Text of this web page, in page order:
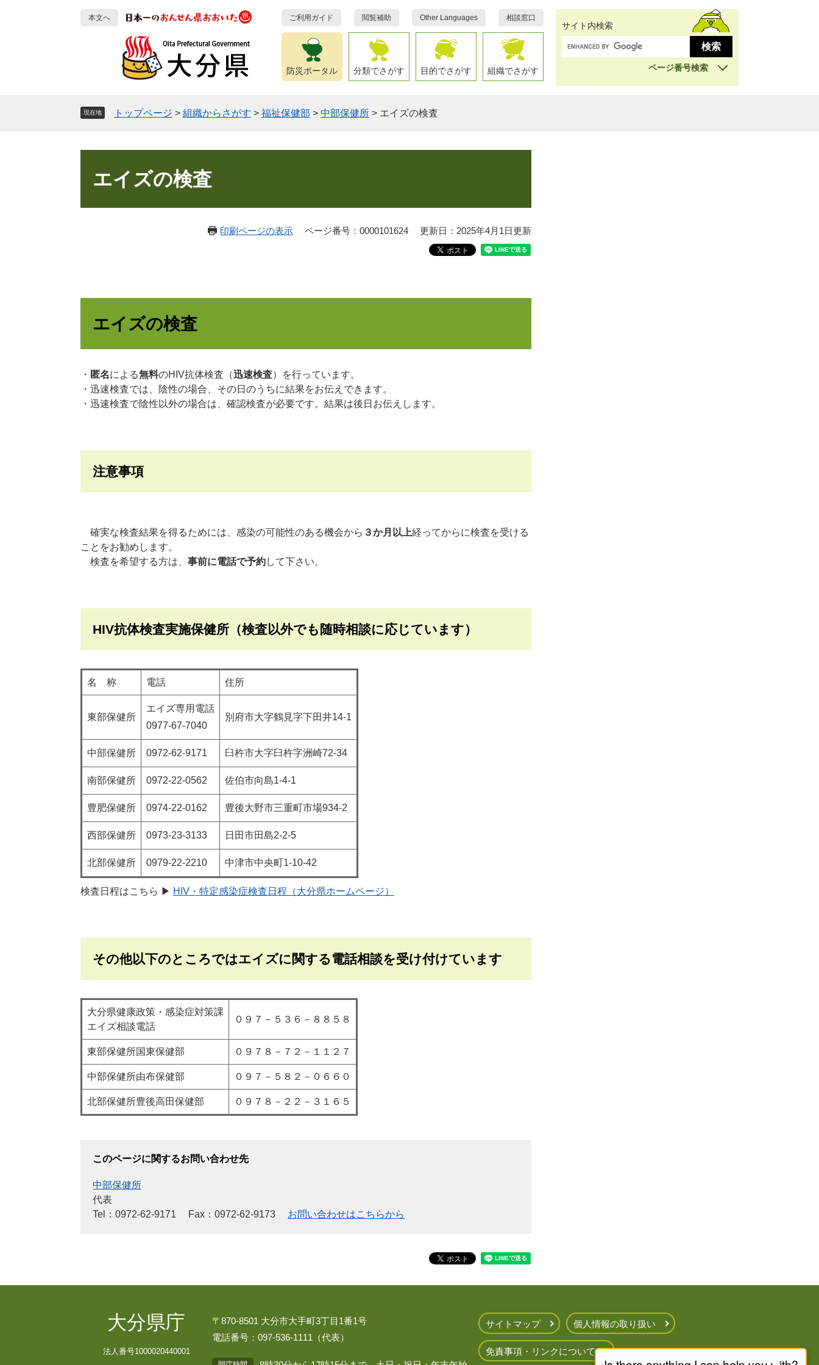
本文へ ご利用ガイド 閲覧補助 Other Languages 相談窓口
防災ポータル 分類でさがす 目的でさがす 組織でさがす
サイト内検索
ページ番号検索
現在地 トップページ > 組織からさがす > 福祉保健部 > 中部保健所 > エイズの検査
エイズの検査
印刷ページの表示 ページ番号：0000101624 更新日：2025年4月1日更新
エイズの検査
・ 匿名による無料のHIV抗体検査（迅速検査）を行っています。
・迅速検査では、陰性の場合、その日のうちに結果をお伝えできます。
・迅速検査で陰性以外の場合は、確認検査が必要です。結果は後日お伝えします。
注意事項
確実な検査結果を得るためには、感染の可能性のある機会から ３か月以上経ってからに検査を受ける
ことをお勧めします。
検査を希望する方は、 事前に電話で予約して下さい。
HIV抗体検査実施保健所（検査以外でも随時相談に応じています）
名 称 電話 住所
東部保健所
エイズ専用電話
0977-67-7040
別府市大字鶴見字下田井14-1
中部保健所 0972-62-9171 臼杵市大字臼杵字洲崎72-34
南部保健所 0972-22-0562 佐伯市向島1-4-1
豊肥保健所 0974-22-0162 豊後大野市三重町市場934-2
西部保健所 0973-23-3133 日田市田島2-2-5
北部保健所 0979-22-2210 中津市中央町1-10-42
検査日程はこちら ▶ HIV・特定感染症検査日程（大分県ホームページ）
その他以下のところではエイズに関する電話相談を受け付けています
大分県健康政策・感染症対策課
エイズ相談電話
０９７－５３６－８８５８
東部保健所国東保健部 ０９７８－７２－１１２７
中部保健所由布保健部 ０９７－５８２－０６６０
北部保健所豊後高田保健部 ０９７８－２２－３１６５
このページに関するお問い合わせ先
中部保健所
代表
Tel：0972-62-9171
Fax：0972-62-9173 お問い合わせはこちらから
大分県庁
法人番号1000020440001
〒870-8501 大分市大手町3丁目1番1号
電話番号：097-536-1111（代表）
サイトマップ 個人情報の取り扱い
免責事項・リンクについて